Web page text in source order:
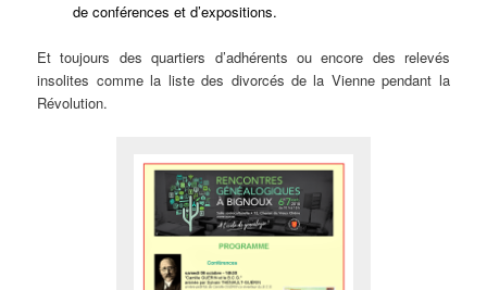
de conférences et d’expositions.
Et toujours des quartiers d’adhérents ou encore des relevés
insolites comme la liste des divorcés de la Vienne pendant la
Révolution.